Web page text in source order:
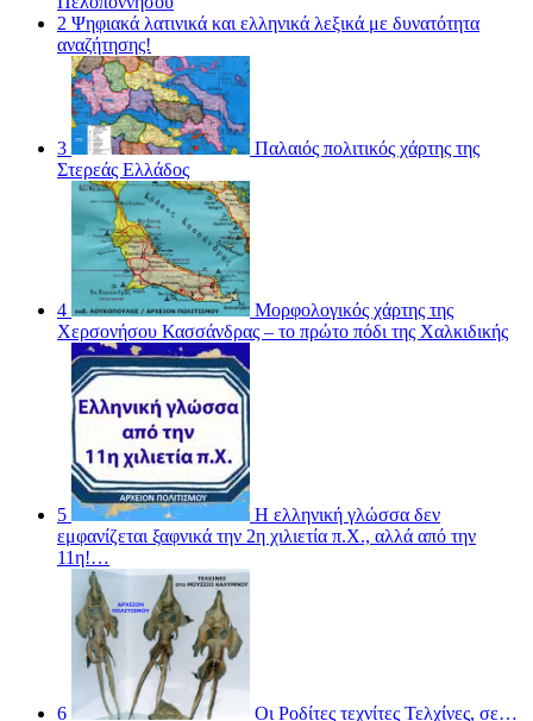
2 Ψηφιακά λατινικά και ελληνικά λεξικά με δυνατότητα
αναζήτησης!
3
Παλαιός πολιτικός χάρτης της
Στερεάς Ελλάδος
4
Μορφολογικός χάρτης της
Χερσονήσου Κασσάνδρας – το πρώτο πόδι της Χαλκιδικής
5
Η ελληνική γλώσσα δεν
εμφανίζεται ξαφνικά την 2η χιλιετία π.Χ., αλλά από την
11η!…
6 Οι Ροδίτες τεχνίτες Τελχίνες, σε…